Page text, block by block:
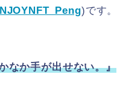
)です。
なか手が出せない。』